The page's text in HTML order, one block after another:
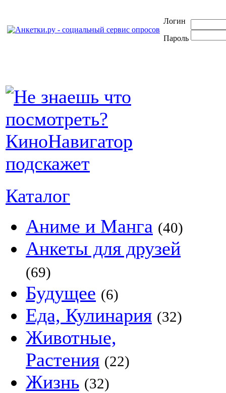
Логин
Пароль
Каталог
Аниме и Манга (40)
Анкеты для друзей
(69)
Будущее (6)
Еда, Кулинария (32)
Животные,
Растения (22)
Жизнь (32)